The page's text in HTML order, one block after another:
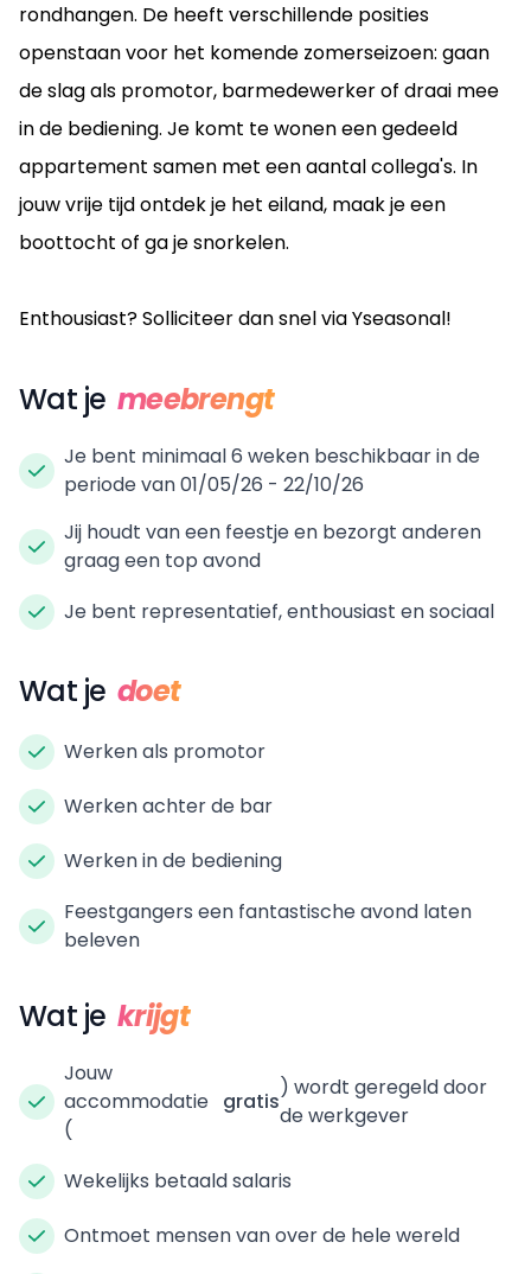
rondhangen. De heeft verschillende posities
openstaan voor het komende zomerseizoen: gaan
de slag als promotor, barmedewerker of draai mee
in de bediening. Je komt te wonen een gedeeld
appartement samen met een aantal collega's. In
jouw vrije tijd ontdek je het eiland, maak je een
boottocht of ga je snorkelen.
Enthousiast? Solliciteer dan snel via Yseasonal!
Wat je meebrengt
Je bent minimaal 6 weken beschikbaar in de
periode van 01/05/26 - 22/10/26
Jij houdt van een feestje en bezorgt anderen
graag een top avond
Je bent representatief, enthousiast en sociaal
Wat je doet
Werken als promotor
Werken achter de bar
Werken in de bediening
Feestgangers een fantastische avond laten
beleven
Wat je krijgt
Jouw
accommodatie
(
gratis
) wordt geregeld door
de werkgever
Wekelijks betaald salaris
Ontmoet mensen van over de hele wereld